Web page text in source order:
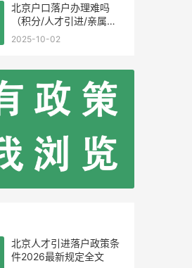
北京户口落户办理难吗
（积分/人才引进/亲属投
靠）
2025-10-02
北京人才引进落户政策条
件2026最新规定全文